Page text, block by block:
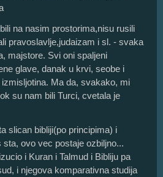
na nasim prostorima,nisu rusili
pravoslavlje,judaizam i sl. - svaka
majstore. Svi oni spaljeni
glave, danak u krvi, seobe i
Ma da, svakako, mi
su nam bili Turci, cvetala je
slican bibliji(po principima) i
sta, ovo vec postaje ozbiljno...
i Kuran i Talmud i Bibliju pa
i njegova komparativna studija